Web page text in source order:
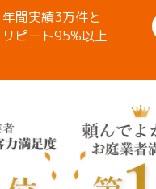
年間実績3万件と
リピート95%以上